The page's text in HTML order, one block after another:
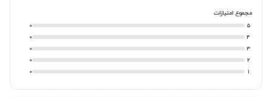
مجموع امتیازات
5
0
4
0
3
0
2
0
1
0